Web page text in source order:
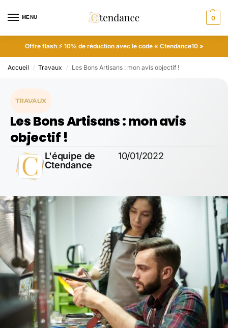
MENU 0
Offre flash ⚡ 10% de réduction avec le code « Ctendance10 »
Accueil / Travaux / Les Bons Artisans : mon avis objectif !
TRAVAUX
Les Bons Artisans : mon avis
objectif !
L'équipe de
Ctendance
10/01/2022